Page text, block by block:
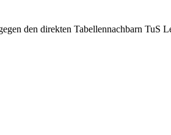
den direkten Tabellennachbarn TuS